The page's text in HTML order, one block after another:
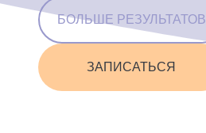
БОЛЬШЕ РЕЗУЛЬТАТОВ
ЗАПИСАТЬСЯ